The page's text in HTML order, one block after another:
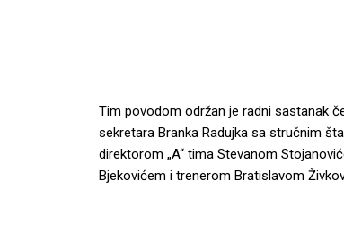
Tim povodom održan je radni sastanak
sekretara Branka Radujka sa stručnim
direktorom „A“ tima Stevanom
Bjekovićem i trenerom Bratislavom